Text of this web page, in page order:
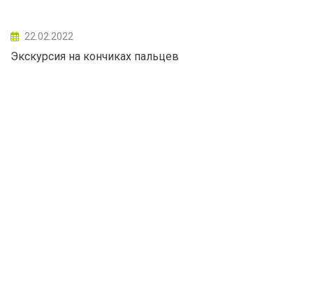
22.02.2022
Экскурсия на кончиках пальцев